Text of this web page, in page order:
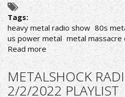
Tags:
heavy metal radio show 80s
us power metal metal massacre
Read more about
ΑΚΟΥΣΤΕ
ΣΕ
ΕΠΑΝΑΛΗΨΗ
ΤΗΝ
METALSHOCK
2/2/2022 PLAYLIST